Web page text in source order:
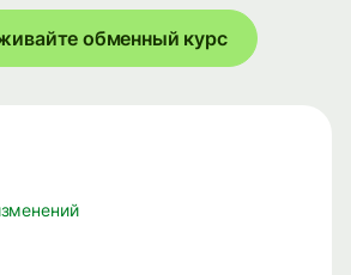
обменный курс